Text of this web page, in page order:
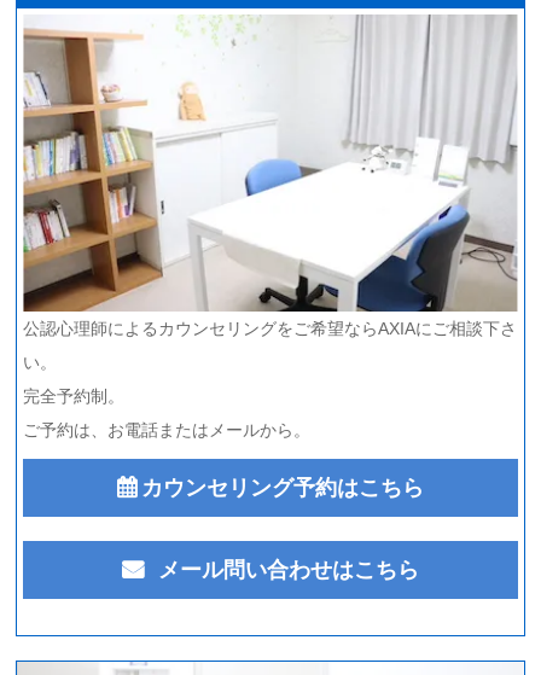
公認心理師によるカウンセリングをご希望ならAXIAにご相談下さ
い。
完全予約制。
ご予約は、お電話またはメールから。
カウンセリング予約はこちら
メール問い合わせはこちら